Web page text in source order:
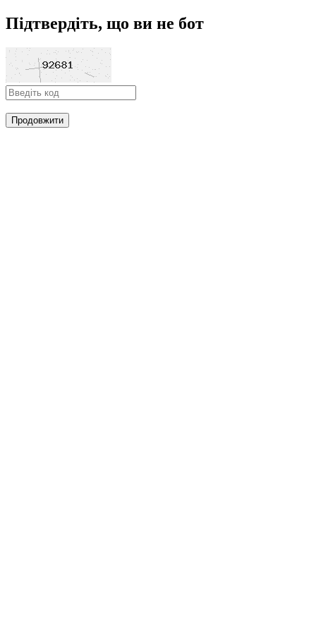
Підтвердіть, що ви не бот
Продовжити